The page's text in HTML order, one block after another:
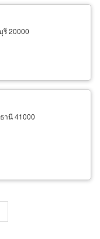
รี 20000
านี 41000